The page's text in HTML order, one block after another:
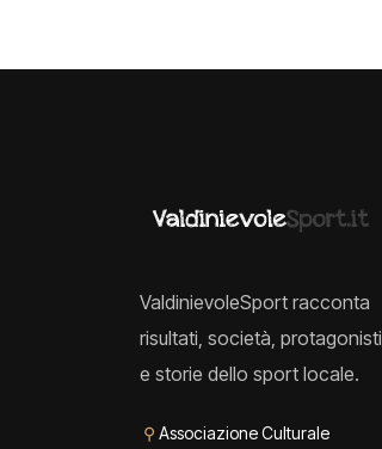
ValdinievoleSport racconta
risultati, società, protagonisti
e storie dello sport locale.
⚲ Associazione Culturale